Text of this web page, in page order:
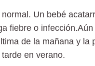
Un bebé
fiebre o
de la mañana y
en verano.